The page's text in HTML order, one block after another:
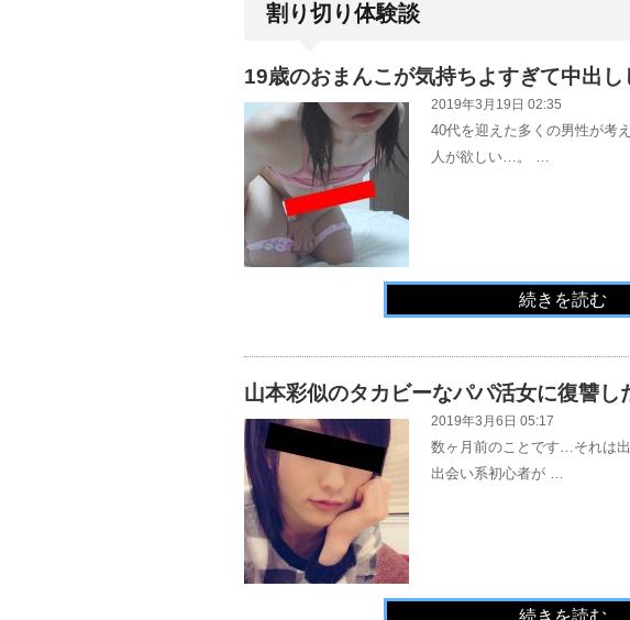
割り切り体験談
19歳のおまんこが気持ちよすぎて中出し
2019年3月19日 02:35
40代を迎えた多くの男性が考
人が欲しい…。 …
続きを読む
山本彩似のタカビーなパパ活女に復讐し
2019年3月6日 05:17
数ヶ月前のことです…それは
出会い系初心者が …